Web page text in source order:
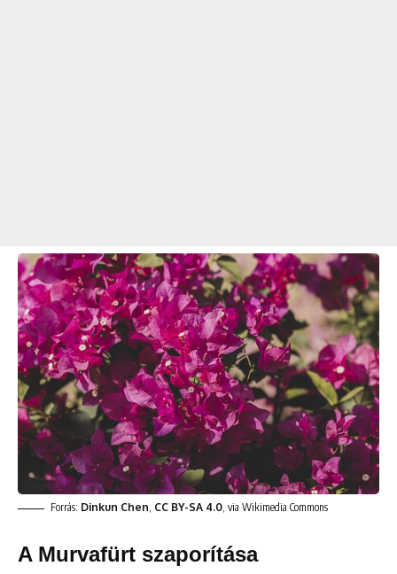
Forrás: Dinkun Chen, CC BY-SA 4.0, via Wikimedia Commons
A Murvafürt szaporítása